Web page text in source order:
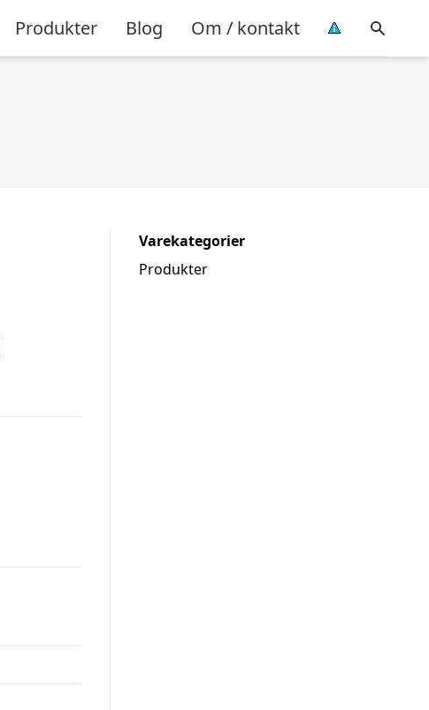
Produkter Blog Om / kontakt
Varekategorier
Produkter